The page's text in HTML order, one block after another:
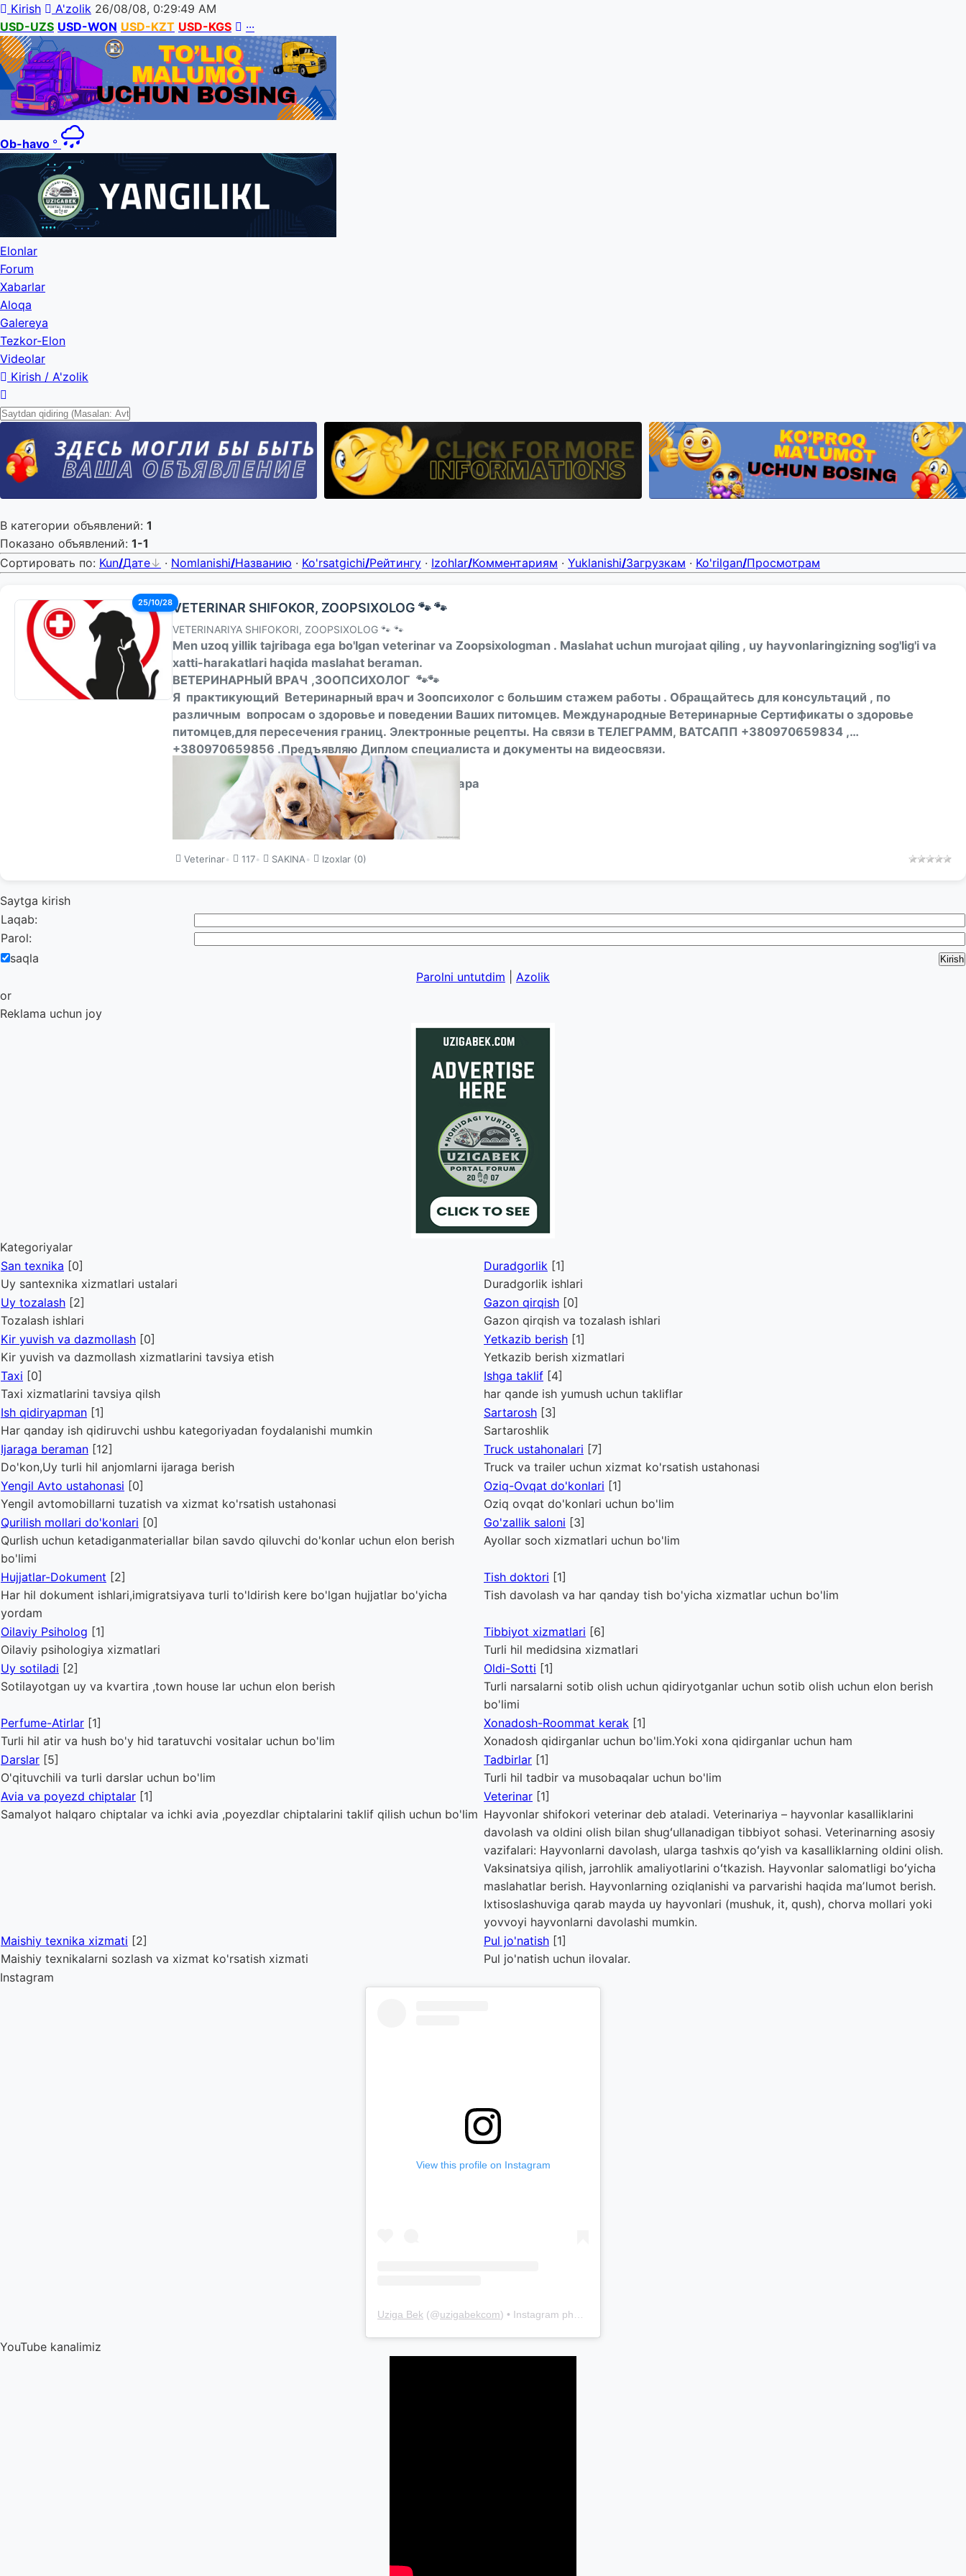
Kirish A'zolik 26/08/08, 0:29:49 AM
USD-UZS USD-WON USD-KZT USD-KGS ···
Ob-havo °
Elonlar
Forum
Xabarlar
Aloqa
Galereya
Tezkor-Elon
Videolar
Kirish / A'zolik
В категории объявлений: 1
Показано объявлений: 1-1
Сортировать по: Kun/Дате · Nomlanishi/Названию · Ko'rsatgichi/Рейтингу · Izohlar/Комментариям · Yuklanishi/Загрузкам · Ko'rilgan/Просмотрам
25/10/28VETERINAR SHIFOKOR, ZOOPSIXOLOG 🐾 🐾
VETERINARIYA SHIFOKORI, ZOOPSIXOLOG 🐾 🐾
Men uzoq yillik tajribaga ega bo'lgan veterinar va Zoopsixologman . Maslahat uchun murojaat qiling , uy hayvonlaringizning sog'lig'i va
xatti-harakatlari haqida maslahat beraman.
ВЕТЕРИНАРНЫЙ ВРАЧ ,ЗООПСИХОЛОГ 🐾🐾
Я практикующий Ветеринарный врач и Зоопсихолог с большим стажем работы . Обращайтесь для консультаций , по
различным вопросам о здоровье и поведении Ваших питомцев. Международные Ветеринарные Сертификаты о здоровье
питомцев,для пересечения границ. Электронные рецепты. На связи в ТЕЛЕГРАММ, ВАТСАПП +380970659834 ,
+380970659856 .Предъявляю Диплом специалиста и документы на видеосвязи.
СОХРАНЯЙТЕ КОНТАКТЫ !🐾
#Ветврач #Ветеринар #Консультации Ветеринара
Veterinar• 117• SAKINA• Izoxlar (0)
Saytga kirish
Laqab:
Parol:
saqla
Parolni untutdim
Azolik
or
Reklama uchun joy
Kategoriyalar
San texnika [0]
Uy santexnika xizmatlari ustalari
Duradgorlik [1]
Duradgorlik ishlari
Uy tozalash [2]
Tozalash ishlari
Gazon qirqish [0]
Gazon qirqish va tozalash ishlari
Kir yuvish va dazmollash [0]
Kir yuvish va dazmollash xizmatlarini tavsiya etish
Yetkazib berish [1]
Yetkazib berish xizmatlari
Taxi [0]
Taxi xizmatlarini tavsiya qilsh
Ishga taklif [4]
har qande ish yumush uchun takliflar
Ish qidiryapman [1]
Har qanday ish qidiruvchi ushbu kategoriyadan foydalanishi mumkin
Sartarosh [3]
Sartaroshlik
Ijaraga beraman [12]
Do'kon,Uy turli hil anjomlarni ijaraga berish
Truck ustahonalari [7]
Truck va trailer uchun xizmat ko'rsatish ustahonasi
Yengil Avto ustahonasi [0]
Yengil avtomobillarni tuzatish va xizmat ko'rsatish ustahonasi
Oziq-Ovqat do'konlari [1]
Oziq ovqat do'konlari uchun bo'lim
Qurilish mollari do'konlari [0]
Qurlish uchun ketadiganmateriallar bilan savdo qiluvchi do'konlar uchun elon berish
bo'limi
Go'zallik saloni [3]
Ayollar soch xizmatlari uchun bo'lim
Hujjatlar-Dokument [2]
Har hil dokument ishlari,imigratsiyava turli to'ldirish kere bo'lgan hujjatlar bo'yicha
yordam
Tish doktori [1]
Tish davolash va har qanday tish bo'yicha xizmatlar uchun bo'lim
Oilaviy Psiholog [1]
Oilaviy psihologiya xizmatlari
Tibbiyot xizmatlari [6]
Turli hil medidsina xizmatlari
Uy sotiladi [2]
Sotilayotgan uy va kvartira ,town house lar uchun elon berish
Oldi-Sotti [1]
Turli narsalarni sotib olish uchun qidiryotganlar uchun sotib olish uchun elon berish
bo'limi
Perfume-Atirlar [1]
Turli hil atir va hush bo'y hid taratuvchi vositalar uchun bo'lim
Xonadosh-Roommat kerak [1]
Xonadosh qidirganlar uchun bo'lim.Yoki xona qidirganlar uchun ham
Darslar [5]
O'qituvchili va turli darslar uchun bo'lim
Tadbirlar [1]
Turli hil tadbir va musobaqalar uchun bo'lim
Avia va poyezd chiptalar [1]
Samalyot halqaro chiptalar va ichki avia ,poyezdlar chiptalarini taklif qilish uchun bo'lim
Veterinar [1]
Hayvonlar shifokori veterinar deb ataladi. Veterinariya – hayvonlar kasalliklarini
davolash va oldini olish bilan shugʻullanadigan tibbiyot sohasi. Veterinarning asosiy
vazifalari: Hayvonlarni davolash, ularga tashxis qoʻyish va kasalliklarning oldini olish.
Vaksinatsiya qilish, jarrohlik amaliyotlarini oʻtkazish. Hayvonlar salomatligi boʻyicha
maslahatlar berish. Hayvonlarning oziqlanishi va parvarishi haqida maʼlumot berish.
Ixtisoslashuviga qarab mayda uy hayvonlari (mushuk, it, qush), chorva mollari yoki
yovvoyi hayvonlarni davolashi mumkin.
Maishiy texnika xizmati [2]
Maishiy texnikalarni sozlash va xizmat ko'rsatish xizmati
Pul jo'natish [1]
Pul jo'natish uchun ilovalar.
Instagram
View this profile on Instagram
Uziga Bek (@uzigabekcom) • Instagram photos and videos
YouTube kanalimiz